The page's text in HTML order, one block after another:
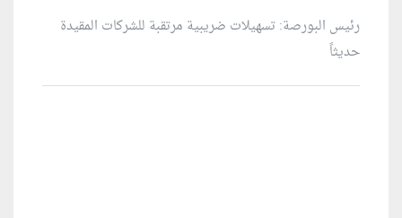
رئيس البورصة: تسهيلات ضريبية مرتقبة للشركات المقيدة
حديثاً